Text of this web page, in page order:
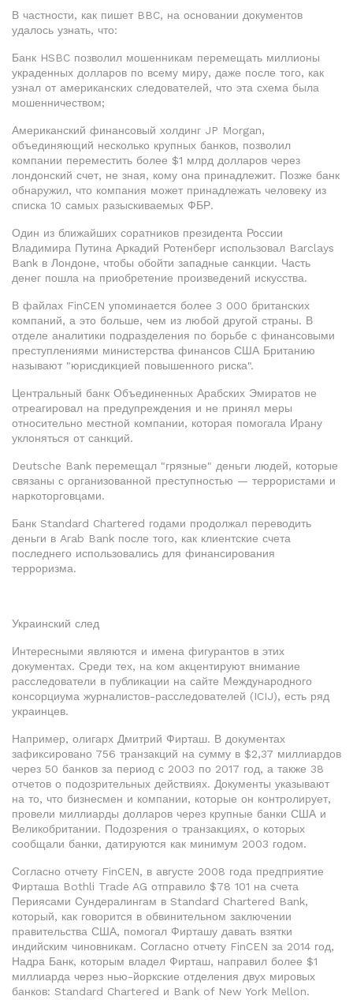
В частности, как пишет BBC, на основании документов
удалось узнать, что:
Банк HSBC позволил мошенникам перемещать миллионы
украденных долларов по всему миру, даже после того, как
узнал от американских следователей, что эта схема была
мошенничеством;
Американский финансовый холдинг JP Morgan,
объединяющий несколько крупных банков, позволил
компании переместить более $1 млрд долларов через
лондонский счет, не зная, кому она принадлежит. Позже банк
обнаружил, что компания может принадлежать человеку из
списка 10 самых разыскиваемых ФБР.
Один из ближайших соратников президента России
Владимира Путина Аркадий Ротенберг использовал Barclays
Bank в Лондоне, чтобы обойти западные санкции. Часть
денег пошла на приобретение произведений искусства.
В файлах FinCEN упоминается более 3 000 британских
компаний, а это больше, чем из любой другой страны. В
отделе аналитики подразделения по борьбе с финансовыми
преступлениями министерства финансов США Британию
называют "юрисдикцией повышенного риска".
Центральный банк Объединенных Арабских Эмиратов не
отреагировал на предупреждения и не принял меры
относительно местной компании, которая помогала Ирану
уклоняться от санкций.
Deutsche Bank перемещал "грязные" деньги людей, которые
связаны с организованной преступностью — террористами и
наркоторговцами.
Банк Standard Chartered годами продолжал переводить
деньги в Arab Bank после того, как клиентские счета
последнего использовались для финансирования
терроризма.
Украинский след
Интересными являются и имена фигурантов в этих
документах. Среди тех, на ком акцентируют внимание
расследователи в публикации на сайте Международного
консорциума журналистов-расследователей (ICIJ), есть ряд
украинцев.
Например, олигарх Дмитрий Фирташ. В документах
зафиксировано 756 транзакций на сумму в $2,37 миллиардов
через 50 банков за период с 2003 по 2017 год, а также 38
отчетов о подозрительных действиях. Документы указывают
на то, что бизнесмен и компании, которые он контролирует,
провели миллиарды долларов через крупные банки США и
Великобритании. Подозрения о транзакциях, о которых
сообщали банки, датируются как минимум 2003 годом.
Согласно отчету FinCEN, в августе 2008 года предприятие
Фирташа Bothli Trade AG отправило $78 101 на счета
Периясами Сундералингам в Standard Chartered Bank,
который, как говорится в обвинительном заключении
правительства США, помогал Фирташу давать взятки
индийским чиновникам. Согласно отчету FinCEN за 2014 год,
Надра Банк, которым владел Фирташ, направил более $1
миллиарда через нью-йоркские отделения двух мировых
банков: Standard Chartered и Bank of New York Mellon.